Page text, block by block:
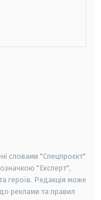
словами "Спецпроєкт"
"Експерт",
героїв. Редакція може
реклами та правил